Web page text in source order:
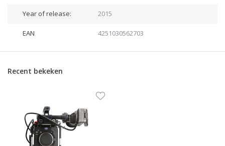
Year of release: 2015
EAN 4251030562703
Recent bekeken